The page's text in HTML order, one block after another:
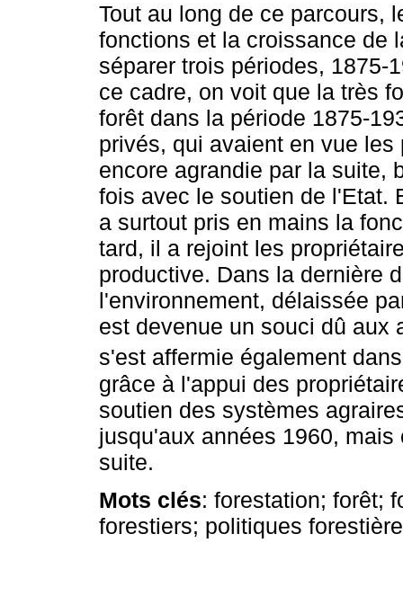
Tout au long de ce parcours,
fonctions et la croissance de
séparer trois périodes, 1875-
ce cadre, on voit que la très
forêt dans la période 1875-
privés, qui avaient en vue
encore agrandie par la suite,
fois avec le soutien de l'Etat.
a surtout pris en mains la
tard, il a rejoint les
productive. Dans la dernière
l'environnement, délaissée
est devenue un souci dû aux
s'est affermie également
grâce à l'appui des
soutien des systèmes
jusqu'aux années 1960,
suite.
Mots clés: forestation; forêt;
forestiers; politiques